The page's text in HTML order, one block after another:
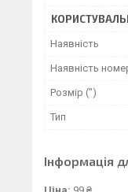
Наявність
Наявність
Розмір (")
Тип
Інформація